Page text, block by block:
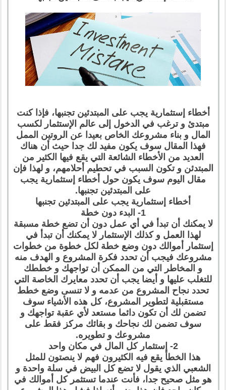
أخطاء إستثمارية يجب على المبتدئين تجنبها، فإذا كنت
مبتدئ و ترغب في الدخول إلى عالم الإستثمار لكسب
المال و بناء مشروعك الخاص بعيدا عن الروتين الممل
فهذا المقال سوف يكون مفيد لك جدا حيث أن هناك
العديد من الأخطاء الشائعة التي يقع فيها الكثير من
المبتدئن و تكون السبب في تحطيم أحلامهم، و لهذا فإن
مقال اليوم سوف يكون حول أخطاء إستثمارية يجب
على المبتدئين تجنبها.
أخطاء إستثمارية يجب على المبتدئين تجنبها
1- البدء دون خطة
لا يمكنك أن تبدأ في أي عمل دون أن تضع خطة مسبقة
لهذا العمل و كذلك الإستثمار لا يمكنك أن تبدأ في
إستثمار أموالك دون وضع خطة لكل خطوة من خطوات
مشروعك فيجب أن تحدد فكرة المشروع و الهدف منه
و المخاطر التي من الممكن أن تواجهك و خططك
للتغلب عليها و أيضا يجب أن تحدد معايرك الخاصة التي
تحدد نجاح المشروع من عدمه و لا تنسى وضع خطط
مستقبلية لتطوير المشروع، كل هذه الأشياء سوف
تضمن لك أن تكون دائما مستعد لأي عقبة تواجهك و
سوف تضمن لك نجاحك و بقائك مركز فقط على
مشروعك و تطويره.
2- إستثمار كل المال في مكان واحد
هذا الخطأ يقع فيه الكثيرون فهم لا ينصتون للمثل
الشعبي الذي يقول لا تضع كل البيض في سلة واحدة و
هو مثل صحيح جدا، فأنت عندما تستثمر كل أموالك في